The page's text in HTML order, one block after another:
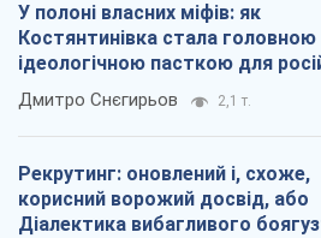
У полоні власних міфів: як
Костянтинівка стала головною
ідеологічною пасткою для
окупантів
Дмитро Снєгирьов 2,1 т.
Рекрутинг: оновлений і, схоже,
корисний ворожий досвід, або
Діалектика вибагливого